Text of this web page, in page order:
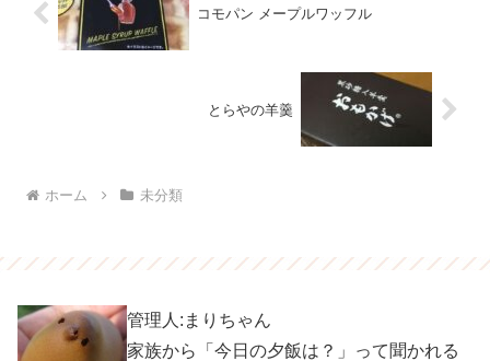
コモパン メープルワッフル
とらやの羊羹
ホーム 未分類
管理人:まりちゃん
家族から「今日の夕飯は？」って聞かれる